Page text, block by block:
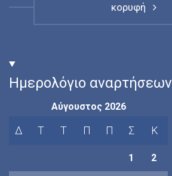
κορυφή
Ημερολόγιο αναρτήσεων
Αύγουστος 2026
Δ Τ Τ Π Π Σ Κ
1 2